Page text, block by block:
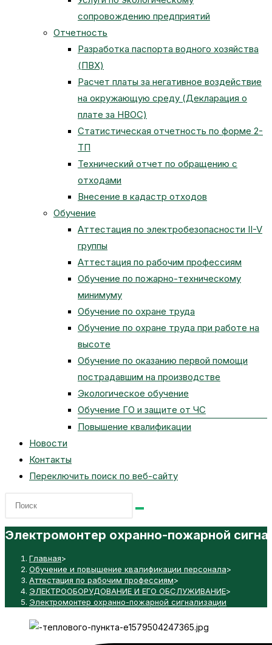
сопровождению предприятий
Отчетность
Разработка паспорта водного хозяйства
(ПВХ)
Расчет платы за негативное воздействие
на окружающую среду (Декларация о
плате за НВОС)
Статистическая отчетность по форме 2-
ТП
Технический отчет по обращению с
отходами
Внесение в кадастр отходов
Обучение
Аттестация по электробезопасности II-V
группы
Аттестация по рабочим профессиям
Обучение по пожарно-техническому
минимуму
Обучение по охране труда
Обучение по охране труда при работе на
высоте
Обучение по оказанию первой помощи
пострадавшим на производстве
Экологическое обучение
Обучение ГО и защите от ЧС
Повышение квалификации
Новости
Контакты
Переключить поиск по веб-сайту
Электромонтер охранно-пожарной
Главная>
Обучение и повышение квалификации персонала>
Аттестация по рабочим профессиям>
ЭЛЕКТРООБОРУДОВАНИЕ И ЕГО ОБСЛУЖИВАНИЕ>
Электромонтер охранно-пожарной сигнализации